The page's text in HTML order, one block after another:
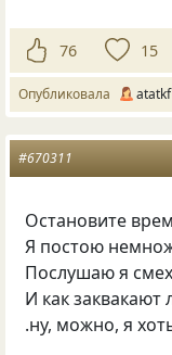
76 15
Опубликовала atatkf
#670311
Остановите
Я постою
Послушаю я
И как заквакают
.ну, можно, я